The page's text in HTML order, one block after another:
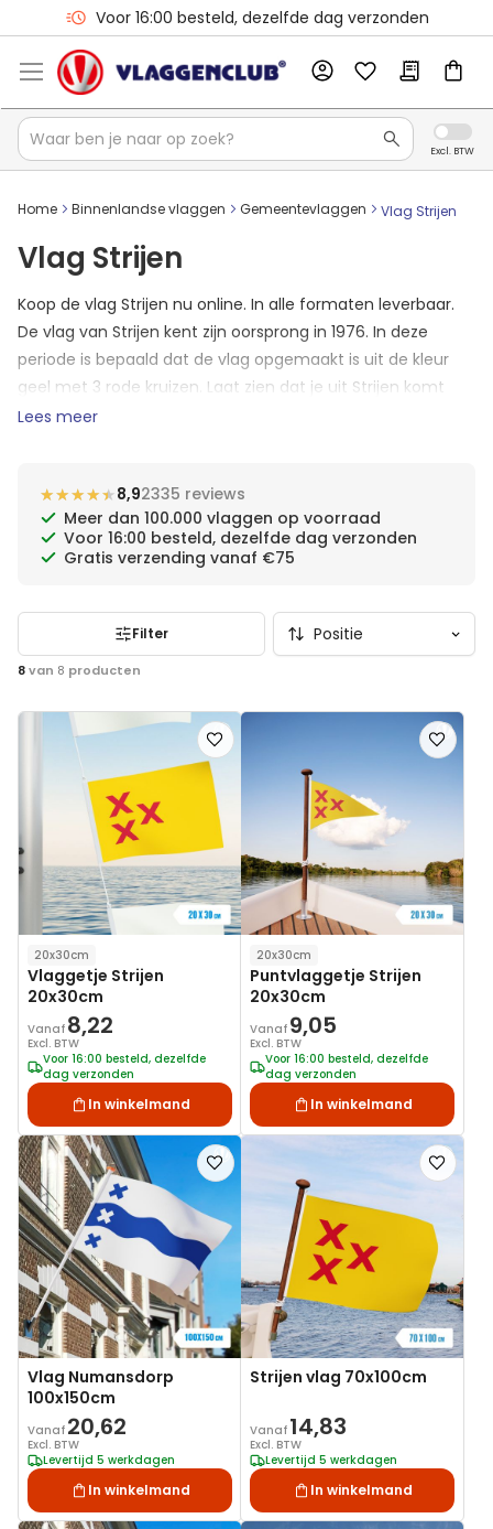
Voor 16:00 besteld, dezelfde dag verzonden
Home Binnenlandse vlaggen Gemeentevlaggen Vlag Strijen
Vlag Strijen
Koop de vlag Strijen nu online. In alle formaten leverbaar.
De vlag van Strijen kent zijn oorsprong in 1976. In deze
periode is bepaald dat de vlag opgemaakt is uit de kleur
geel met 3 rode kruizen. Laat zien dat je uit Strijen komt
met de vlaggen van de Vlaggenclub. Sinds 2019 is Strijen
Lees meer
★★★★★
★★★★★8,92335 reviews
Meer dan 100.000 vlaggen op voorraad
Voor 16:00 besteld, dezelfde dag verzonden
Gratis verzending vanaf €75
8van 8 producten
Filter
Voeg
toe
aan
verlanglijst
20x30cm
Vlaggetje Strijen
20x30cm
Vanaf 8,22
Excl. BTW
Voor 16:00 besteld, dezelfde
dag verzonden
In winkelmand
Voeg
toe
20x30cm
Puntvlaggetje Strijen
20x30cm
Vanaf 9,05
Excl. BTW
Voor 16:00 besteld, dezelfde
dag verzonden
In winkelmand
Voeg
toe
aan
verlanglijst
Vlag Numansdorp
100x150cm
Vanaf 20,62
Excl. BTW
Levertijd 5 werkdagen
In winkelmand
Voeg
toe
Strijen vlag 70x100cm
Vanaf 14,83
Excl. BTW
Levertijd 5 werkdagen
In winkelmand